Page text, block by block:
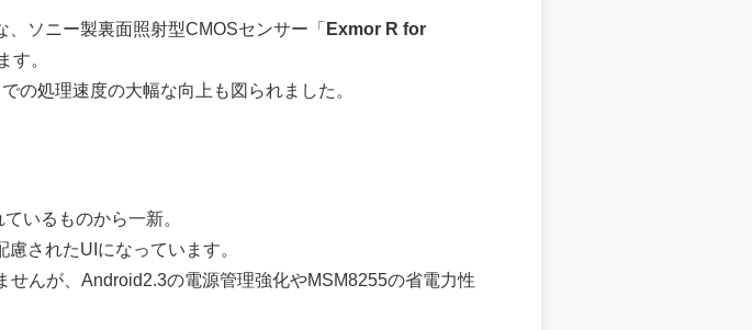
ソニー製裏面照射型CMOSセンサー「 Exmor R for
す。
の処理速度の大幅な向上も図られました。
いるものから一新。
されたUIになっています。
んが、Android2.3の電源管理強化やMSM8255の省電力性